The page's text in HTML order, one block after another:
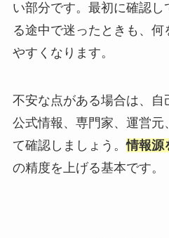
い部分です。最初に確認
る途中で迷ったときも、何
やすくなります。
不安な点がある場合は、自
公式情報、専門家、運営元
て確認しましょう。情報源
の精度を上げる基本です。